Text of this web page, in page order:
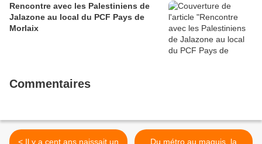
Rencontre avec les Palestiniens de
Jalazone au local du PCF Pays de
Morlaix
Commentaires
< Il y a cent ans naissait un
Du métro au maquis, la